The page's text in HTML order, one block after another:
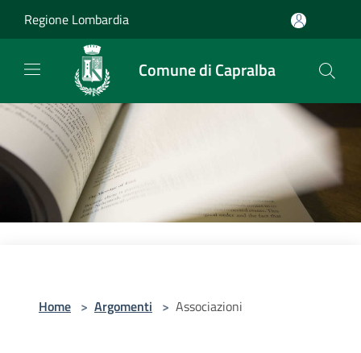
Regione Lombardia
Comune di Capralba
Home > Argomenti > Associazioni